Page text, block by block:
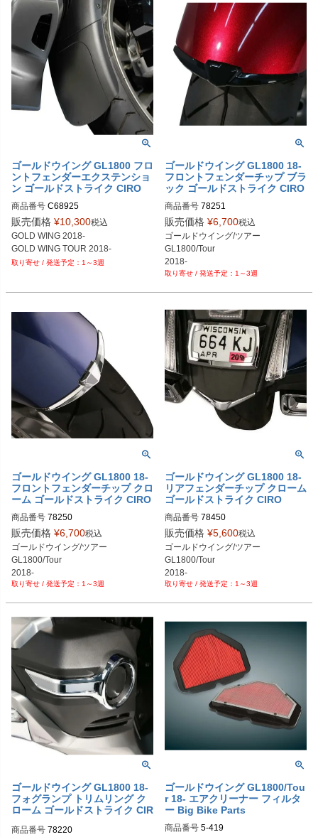
ゴールドウイング GL1800 フロ
ントフェンダーエクステンショ
ン ゴールドストライク CIRO
商品番号 C68925
販売価格 ¥10,300税込
GOLD WING 2018-
GOLD WING TOUR 2018-
1～3週
ゴールドウイング GL1800 18-
フロントフェンダーチップ ブラ
ック ゴールドストライク CIRO
商品番号
販売価格 ¥6,700税込
ゴールドウイング/ツアー
GL1800/Tour
2018-
1～3週
ゴールドウイング GL1800 18-
フロントフェンダーチップ クロ
ーム ゴールドストライク CIRO
商品番号 78250
販売価格 ¥6,700税込
ゴールドウイング/ツアー
GL1800/Tour
2018-
1～3週
ゴールドウイング GL1800 18-
リアフェンダーチップ クローム
ゴールドストライク CIRO
商品番号
販売価格 ¥5,600税込
ゴールドウイング/ツアー
GL1800/Tour
2018-
1～3週
ゴールドウイング GL1800 18-
フォグランプ トリムリング ク
ローム ゴールドストライク CIR
商品番号
ゴールドウイング GL1800/Tou
r 18- エアクリーナー フィルタ
ー Big Bike Parts
商品番号 5-419